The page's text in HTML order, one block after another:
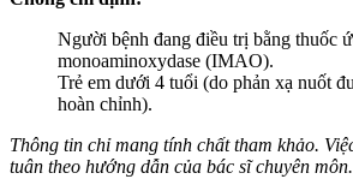
Người bệnh đang điều trị bằng thuốc
monoaminoxydase (IMAO).
Trẻ em dưới 4 tuổi (do phản xạ nuốt
hoàn chỉnh).
Thông tin chỉ mang tính chất tham khảo.
tuân theo hướng dẫn của bác sĩ chuyên môn.